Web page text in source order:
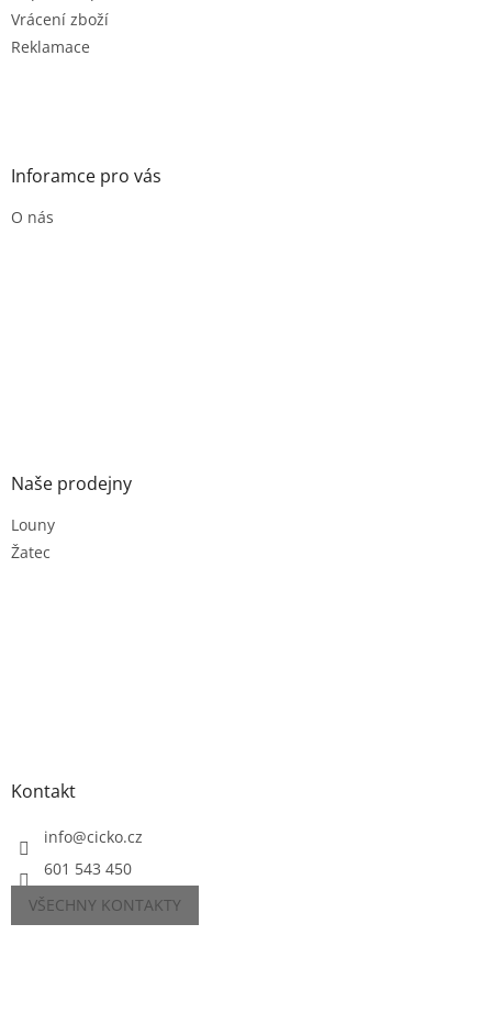
Vrácení zboží
Reklamace
Inforamce pro vás
O nás
Naše prodejny
Louny
Žatec
Kontakt
info@cicko.cz
601 543 450
VŠECHNY KONTAKTY